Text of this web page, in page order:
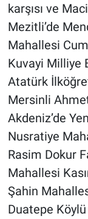
karşısı ve
Mezitli’de
Mahallesi
Kuvayi Milliye
Atatürk
Mersinli
Akdeniz’de
Nusratiye
Rasim Dokur
Mahallesi
Şahin
Duatepe